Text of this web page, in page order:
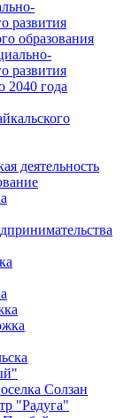
развития
образования
развития
2040 года
деятельность
Солзан
"Радуга"